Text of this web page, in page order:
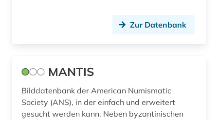
leopoldo (1)
louis (1)
luftbild (1)
Zur Datenbank
MANTIS
Bilddatenbank der American Numismatic
Society (ANS), in der einfach und erweitert
gesucht werden kann. Neben byzantinischen